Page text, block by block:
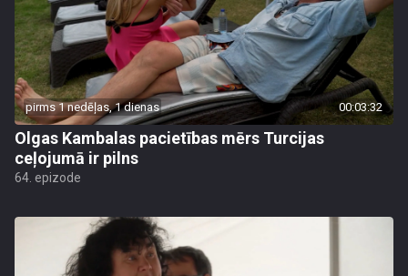
pirms 1 nedēļas, 1 dienas 00:03:32
Olgas Kambalas pacietības mērs Turcijas
ceļojumā ir pilns
64. epizode